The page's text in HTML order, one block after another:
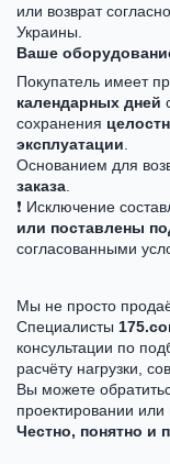
или возврат
Украины.
Ваше
Покупатель имеет
календарных дней
сохранения
эксплуатации
Основанием для
заказа
❗ Исключение
или поставлены
согласованными
Мы не просто
Специалисты
консультации по
расчёту нагрузки,
Вы можете
проектировании
Честно, понятно и